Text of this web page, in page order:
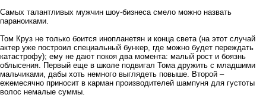
Самых талантливых мужчин шоу-бизнеса смело можно назвать
параноиками.
Том Круз не только боится инопланетян и конца света (на этот случай
актер уже построил специальный бункер, где можно будет переждать
катастрофу); ему не дают покоя два момента: малый рост и боязнь
облысения. Первый еще в школе подвигал Тома дружить с младшими
мальчиками, дабы хоть немного выглядеть повыше. Второй –
ежемесячно приносит в карман производителей шампуня для густоты
волос немалые суммы.